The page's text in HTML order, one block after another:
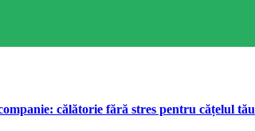
călătorie fără stres pentru cățelul tău